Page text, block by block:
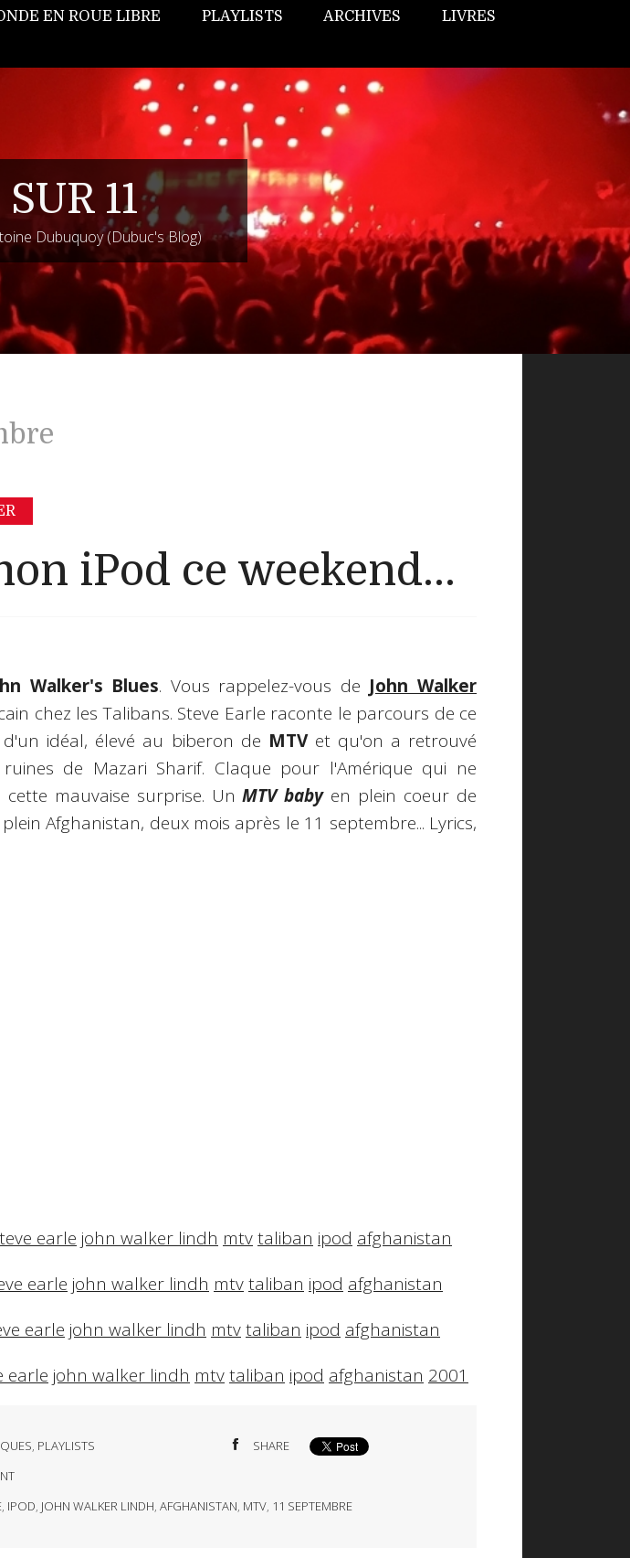
EN ROUE LIBRE PLAYLISTS ARCHIVES LIVRES
11
Dubuquoy (Dubuc's Blog)
iPod ce weekend...
Walker's Blues. Vous rappelez-vous de John Walker
chez les Talibans. Steve Earle raconte le parcours de ce
idéal, élevé au biberon de MTVet qu'on a retrouvé
de Mazari Sharif. Claque pour l'Amérique qui ne
mauvaise surprise. UnMTV babyen plein coeur de
plein Afghanistan, deux mois après le 11 septembre... Lyrics,
earle john walker lindh mtvtaliban ipod afghanistan
earle john walker lindh mtvtaliban ipod afghanistan
earle john walker lindh mtvtaliban ipod afghanistan
earle john walker lindh mtvtaliban ipod afghanistan 2001
, PLAYLISTS
SHARE
, IPOD, JOHN WALKER LINDH, AFGHANISTAN, MTV, 11 SEPTEMBRE